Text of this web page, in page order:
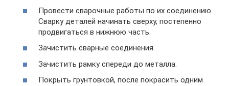
Провести сварочные работы по их соединению.
Сварку деталей начинать сверху, постепенно
продвигаться в нижнюю часть.
Зачистить сварные соединения.
Зачистить рамку спереди до металла.
Покрыть грунтовкой, после покрасить одним